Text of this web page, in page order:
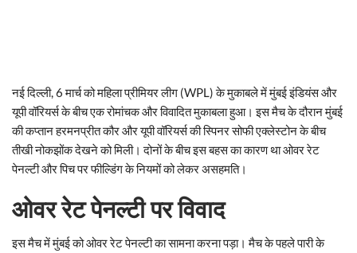
नई दिल्ली, 6 मार्च को महिला प्रीमियर लीग (WPL) के मुकाबले में मुंबई इंडियंस और
यूपी वॉरियर्स के बीच एक रोमांचक और विवादित मुकाबला हुआ। इस मैच के दौरान मुंबई
की कप्तान हरमनप्रीत कौर और यूपी वॉरियर्स की स्पिनर सोफी एक्लेस्टोन के बीच
तीखी नोकझोंक देखने को मिली। दोनों के बीच इस बहस का कारण था ओवर रेट
पेनल्टी और पिच पर फील्डिंग के नियमों को लेकर असहमति।
ओवर रेट पेनल्टी पर विवाद
इस मैच में मुंबई को ओवर रेट पेनल्टी का सामना करना पड़ा। मैच के पहले पारी के